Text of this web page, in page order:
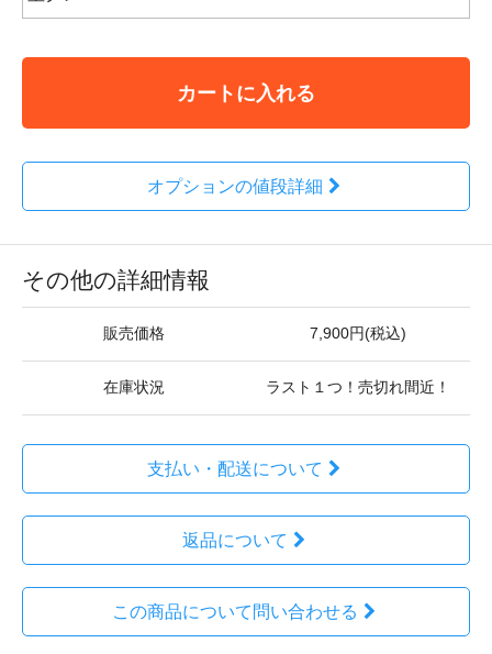
カートに入れる
オプションの値段詳細
その他の詳細情報
販売価格 7,900円(税込)
在庫状況 ラスト１つ！売切れ間近！
支払い・配送について
返品について
この商品について問い合わせる